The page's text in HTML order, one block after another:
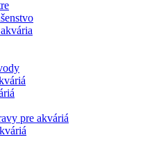
pre akváriá